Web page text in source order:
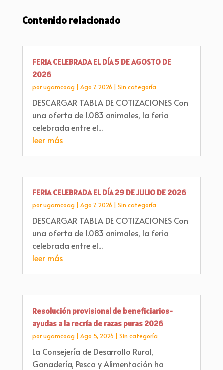
Contenido relacionado
FERIA CELEBRADA EL DÍA 5 DE AGOSTO DE
2026
porugamcoag Ago 7, 2026 Sin categoría
DESCARGAR TABLA DE COTIZACIONES Con
una oferta de 1.083 animales, la feria
celebrada entre el...
leer más
FERIA CELEBRADA EL DÍA 29 DE JULIO DE 2026
porugamcoag Ago 7, 2026 Sin categoría
DESCARGAR TABLA DE COTIZACIONES Con
una oferta de 1.083 animales, la feria
celebrada entre el...
leer más
Resolución provisional de beneficiarios-
ayudas a la recría de razas puras 2026
porugamcoag Ago 5, 2026 Sin categoría
La Consejería de Desarrollo Rural,
Ganadería, Pesca y Alimentación ha